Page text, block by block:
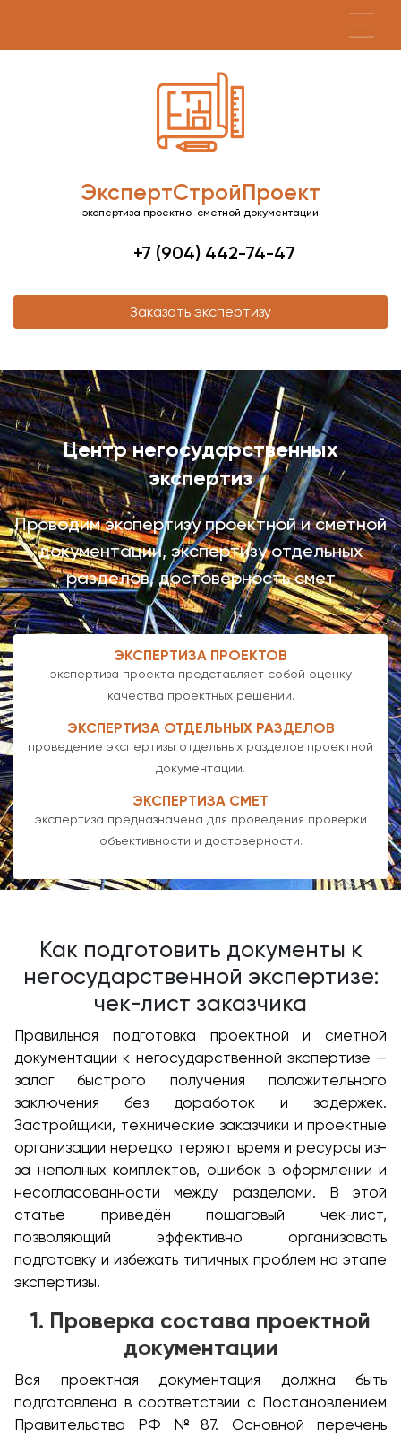
ЭкспертСтройПроект
экспертиза проектно-сметной документации
+7 (904) 442-74-47
Заказать экспертизу
Центр негосударственных
экспертиз
Проводим экспертизу проектной и сметной
документации, экспертизу отдельных
разделов, достоверность смет
ЭКСПЕРТИЗА ПРОЕКТОВ
экспертиза проекта представляет собой оценку
качества проектных решений.
ЭКСПЕРТИЗА ОТДЕЛЬНЫХ РАЗДЕЛОВ
проведение экспертизы отдельных разделов проектной
документации.
ЭКСПЕРТИЗА СМЕТ
экспертиза предназначена для проведения проверки
объективности и достоверности.
Как подготовить документы к
негосударственной экспертизе:
чек-лист заказчика
Правильная подготовка проектной и сметной
документации к негосударственной экспертизе —
залог быстрого получения положительного
заключения без доработок и задержек.
Застройщики, технические заказчики и проектные
организации нередко теряют время и ресурсы из-
за неполных комплектов, ошибок в оформлении и
несогласованности между разделами. В этой
статье приведён пошаговый чек-лист,
позволяющий эффективно организовать
подготовку и избежать типичных проблем на этапе
экспертизы.
1. Проверка состава проектной
документации
Вся проектная документация должна быть
подготовлена в соответствии с Постановлением
Правительства РФ № 87. Основной перечень